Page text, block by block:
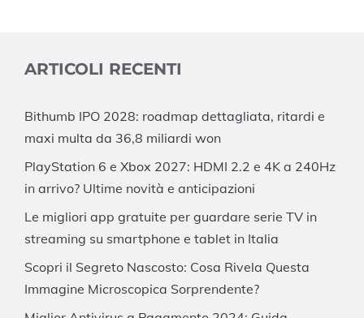
ARTICOLI RECENTI
Bithumb IPO 2028: roadmap dettagliata, ritardi e
maxi multa da 36,8 miliardi won
PlayStation 6 e Xbox 2027: HDMI 2.2 e 4K a 240Hz
in arrivo? Ultime novità e anticipazioni
Le migliori app gratuite per guardare serie TV in
streaming su smartphone e tablet in Italia
Scopri il Segreto Nascosto: Cosa Rivela Questa
Immagine Microscopica Sorprendente?